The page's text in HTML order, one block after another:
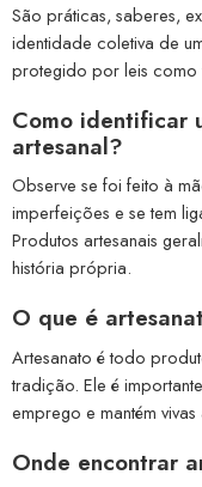
São práticas, saberes,
identidade coletiva de
protegido por leis como
Como identificar
artesanal?
Observe se foi feito à
imperfeições e se tem
Produtos artesanais
história própria.
O que é
Artesanato é todo
tradição. Ele é
emprego e mantém
Onde encontrar